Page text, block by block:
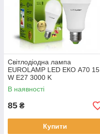
Світлодіодна лампа
EUROLAMP LED ЕКО A70 15
W E27 3000 K
В наявності
85 ₴
Купити